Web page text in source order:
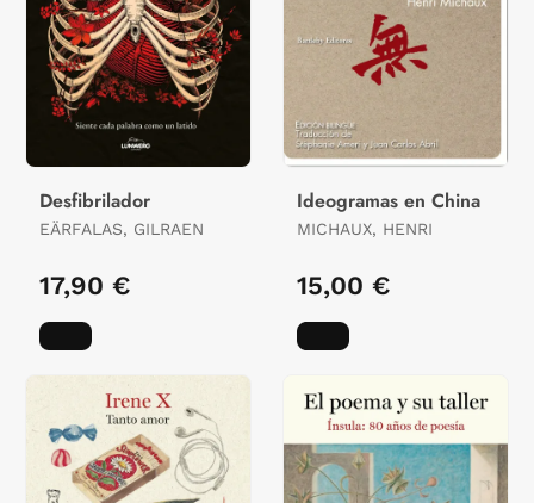
Desfibrilador
EÄRFALAS, GILRAEN
17,90 €
Ideogramas en China
MICHAUX, HENRI
15,00 €